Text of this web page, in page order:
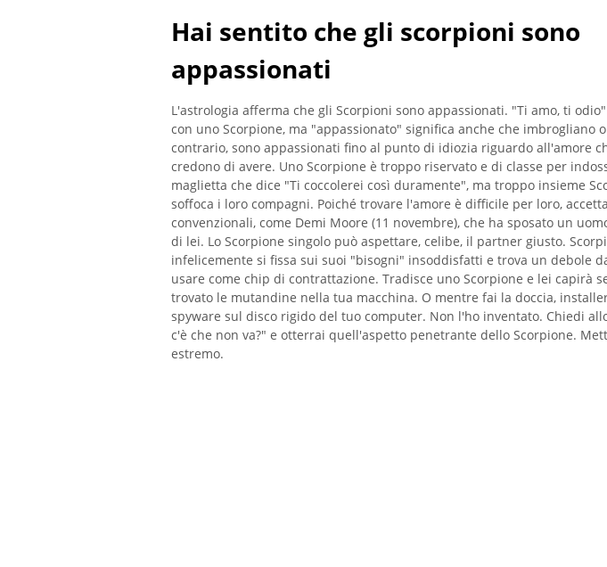
Hai sentito che gli scorpioni sono
appassionati
L'astrologia afferma che gli Scorpioni sono appassionati. "Ti amo, ti
con uno Scorpione, ma "appassionato" significa anche che imbrogliano
contrario, sono appassionati fino al punto di idiozia riguardo all'amore
credono di avere. Uno Scorpione è troppo riservato e di classe per
maglietta che dice "Ti coccolerei così duramente", ma troppo insieme
soffoca i loro compagni. Poiché trovare l'amore è difficile per loro,
convenzionali, come Demi Moore (11 novembre), che ha sposato un
di lei. Lo Scorpione singolo può aspettare, celibe, il partner giusto.
infelicemente si fissa sui suoi "bisogni" insoddisfatti e trova un debole
usare come chip di contrattazione. Tradisce uno Scorpione e lei capirà
trovato le mutandine nella tua macchina. O mentre fai la doccia,
spyware sul disco rigido del tuo computer. Non l'ho inventato. Chiedi
c'è che non va?" e otterrai quell'aspetto penetrante dello Scorpione.
estremo.